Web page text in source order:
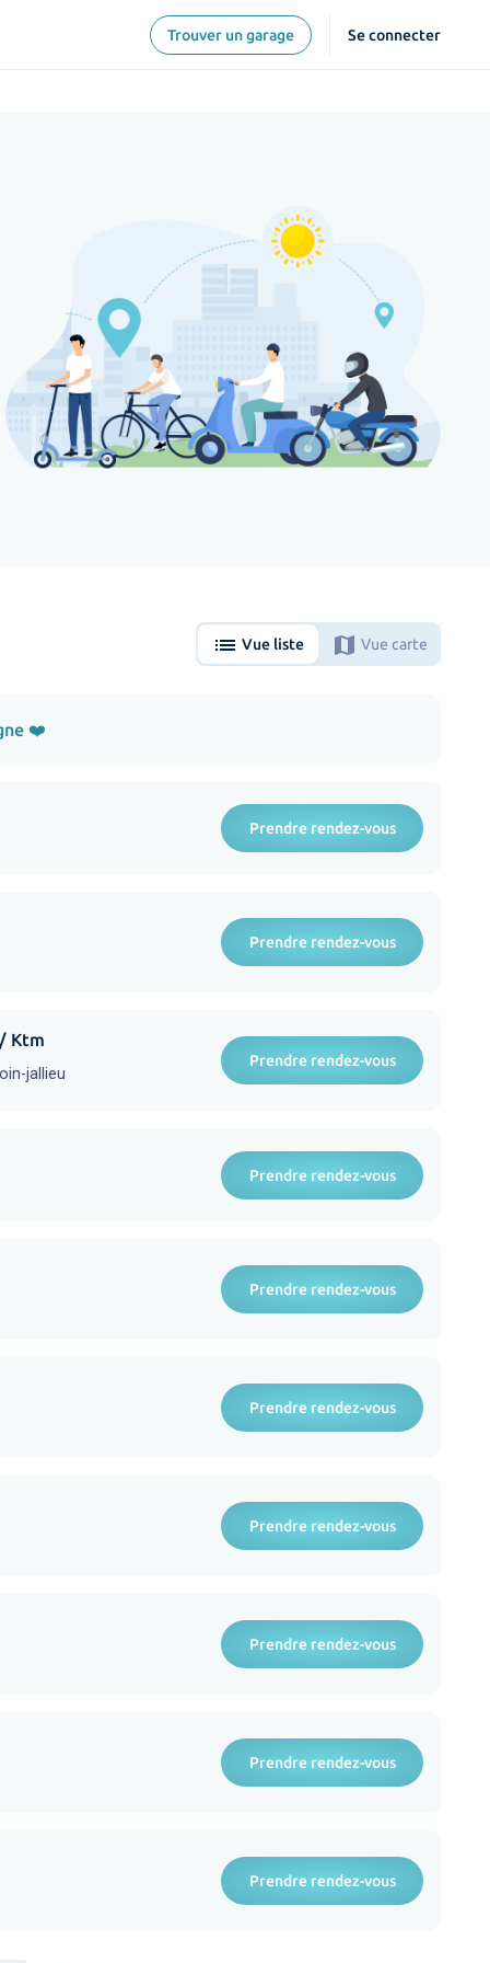
Trouver un garage Se connecter
list Vue liste map Vue carte
❤️
Prendre rendez-vous
Prendre rendez-vous
Ktm
jallieu
Prendre rendez-vous
Prendre rendez-vous
Prendre rendez-vous
Prendre rendez-vous
Prendre rendez-vous
Prendre rendez-vous
Prendre rendez-vous
Prendre rendez-vous